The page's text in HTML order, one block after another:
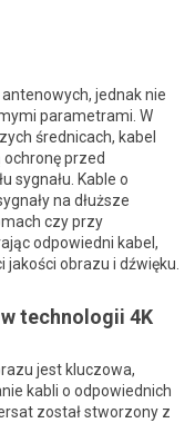
jednak nie
parametrami. W
średnicach, kabel
przed
sygnału. Kable o
na dłuższe
czy przy
odpowiedni kabel,
jakości obrazu i dźwięku.
technologii 4K
jest kluczowa,
kabli o odpowiednich
został stworzony z